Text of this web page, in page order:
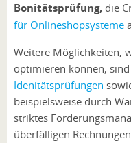
Bonitätsprüfung, die
für Onlineshopsysteme
Weitere Möglichkeiten,
optimieren können,
Idenitätsprüfungen
beispielsweise durch
striktes
überfälligen